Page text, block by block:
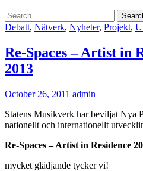
Search
for:
Debatt, Nätverk, Nyheter, Projekt,
Re-Spaces – Artist in
2013
October 26, 2011 admin
Statens Musikverk har beviljat Nya
nationellt och internationellt
Re-Spaces – Artist in Residence
mycket glädjande tycker vi!